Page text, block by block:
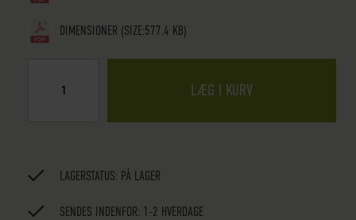
DIMENSIONER (SIZE:577.4 KB)
LÆG I KURV
LAGERSTATUS: PÅ LAGER
SENDES INDENFOR: 1-2 HVERDAGE